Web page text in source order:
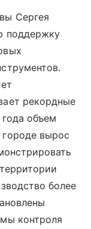
Сергея
поддержку
рекордные
года объем
вырос
более
контроля